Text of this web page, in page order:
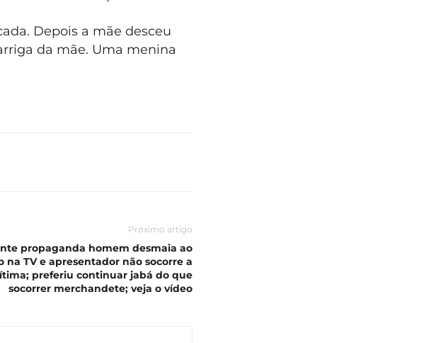
Depois a mãe desceu
da mãe. Uma menina
Próximo artigo
propaganda homem desmaia ao
na TV e apresentador não socorre a
preferiu continuar jabá do que
socorrer merchandete; veja o vídeo